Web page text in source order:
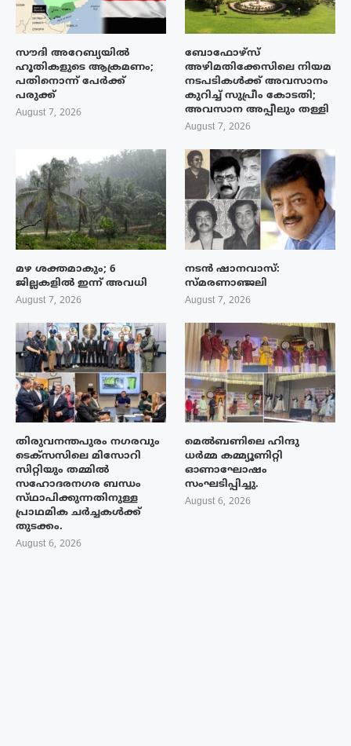
സൗദി അറേബ്യയിൽ
ഹൂതികളുടെ ആക്രമണം;
പതിനൊന്ന് പേർക്ക്
പരുക്ക്
August 7, 2026
ബോഫോഴ്‌സ്
അഴിമതിക്കേസിലെ നിയമ
നടപടികൾക്ക് അവസാനം
കുറിച്ച് സുപ്രീം കോടതി;
അവസാന അപ്പീലും തള്ളി
August 7, 2026
മഴ ശക്തമാകും; 6
ജില്ലകളിൽ ഇന്ന് അവധി
August 7, 2026
നടൻ ഷാനവാസ്:
സ്മരണാഞ്ജലി
August 7, 2026
തിരുവനന്തപുരം നഗരവും
ടെക്‌സസിലെ മിസോറി
സിറ്റിയും തമ്മിൽ
സഹോദരനഗര ബന്ധം
സ്‌ഥാപിക്കുന്നതിനുള്ള
പ്രാഥമിക ചർച്ചകൾക്ക്
തുടക്കം.
August 6, 2026
മെൽബണിലെ ഹിന്ദു
ധർമ്മ കമ്മ്യൂണിറ്റി
ഓണാഘോഷം
സംഘടിപ്പിച്ചു.
August 6, 2026